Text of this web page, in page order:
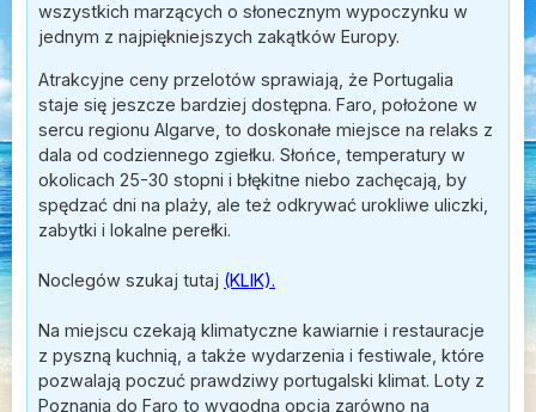
wszystkich marzących o słonecznym wypoczynku w
jednym z najpiękniejszych zakątków Europy.
Atrakcyjne ceny przelotów sprawiają, że Portugalia
staje się jeszcze bardziej dostępna. Faro, położone w
sercu regionu Algarve, to doskonałe miejsce na relaks z
dala od codziennego zgiełku. Słońce, temperatury w
okolicach 25-30 stopni i błękitne niebo zachęcają, by
spędzać dni na plaży, ale też odkrywać urokliwe uliczki,
zabytki i lokalne perełki.
Noclegów szukaj tutaj (KLIK).
Na miejscu czekają klimatyczne kawiarnie i restauracje
z pyszną kuchnią, a także wydarzenia i festiwale, które
pozwalają poczuć prawdziwy portugalski klimat. Loty z
Poznania do Faro to wygodna opcja zarówno na